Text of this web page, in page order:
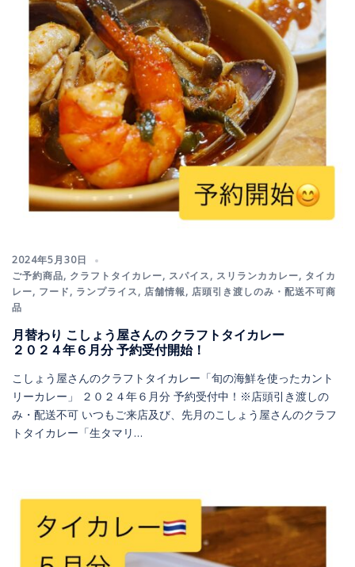
2024年5月30日
ご予約商品, クラフトタイカレー, スパイス, スリランカカレー, タイカ
レー, フード, ランプライス, 店舗情報, 店頭引き渡しのみ・配送不可商
品
月替わり こしょう屋さんの クラフトタイカレー
２０２４年６月分 予約受付開始！
こしょう屋さんのクラフトタイカレー「旬の海鮮を使ったカント
リーカレー」 ２０２４年６月分 予約受付中！※店頭引き渡しの
み・配送不可 いつもご来店及び、先月のこしょう屋さんのクラフ
トタイカレー「生タマリ…